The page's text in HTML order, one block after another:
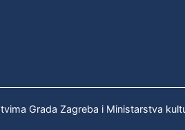
Grada Zagreba i Ministarstva